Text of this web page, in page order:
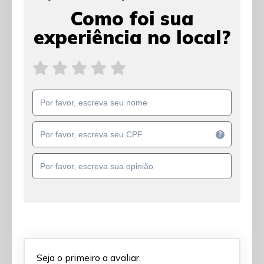
Como foi sua
experiência no local?
?
Seja o primeiro a avaliar.